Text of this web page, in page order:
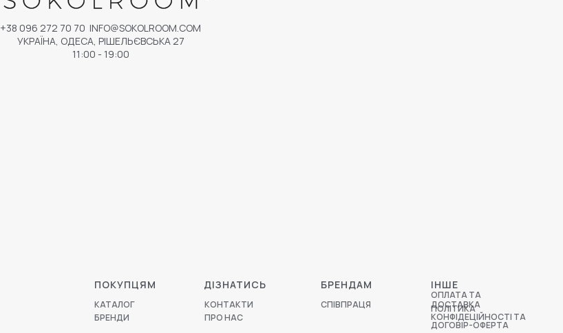
СПІВПРАЦЯ
БРЕНДАМ
ПРО НАС
ДІЗНАТИСЬ
КОНТАКТИ
ОПЛАТА ТА
ДОСТАВКА
ПОЛІТИКА
КОНФІДЕЦІЙНОСТІ ТА
ДОГОВІР-ОФЕРТА
ІНШЕ
КАТАЛОГ
БРЕНДИ
ПОКУПЦЯМ
+38 096 272 70 70 INFO@SOKOLROOM.COM
УКРАЇНА, ОДЕСА, РІШЕЛЬЄВСЬКА 27
11:00 - 19:00